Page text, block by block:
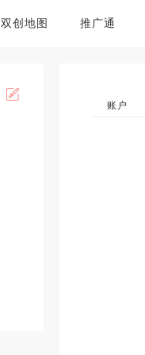
双创地图 推广通
账户